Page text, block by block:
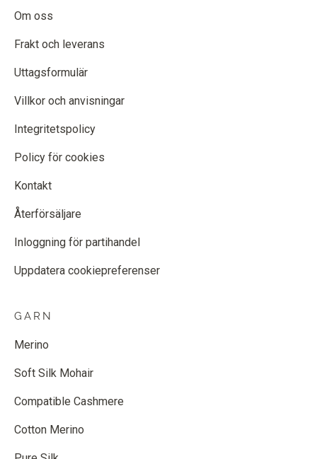
Om oss
Frakt och leverans
Uttagsformulär
Villkor och anvisningar
Integritetspolicy
Policy för cookies
Kontakt
Återförsäljare
Inloggning för partihandel
Uppdatera cookiepreferenser
GARN
Merino
Soft Silk Mohair
Compatible Cashmere
Cotton Merino